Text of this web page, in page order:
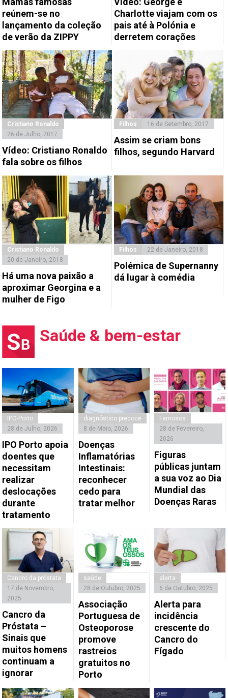
reúnem-se no
lançamento da coleção
de verão da ZIPPY
Charlotte viajam com os
pais até à Polónia e
derretem corações
Cristiano Ronaldo
26 de Julho, 2017
Vídeo: Cristiano Ronaldo
fala sobre os filhos
Filhos 16 de Setembro, 2017
Assim se criam bons
filhos, segundo Harvard
Cristiano Ronaldo
20 de Janeiro, 2018
Há uma nova paixão a
aproximar Georgina e a
mulher de Figo
Filhos 22 de Janeiro, 2018
Polémica de Supernanny
dá lugar à comédia
Saúde & bem-estar
IPO-Porto
28 de Julho, 2026
IPO Porto apoia
doentes que
necessitam
realizar
deslocações
durante
tratamento
diagnóstico precoce
8 de Maio, 2026
Doenças
Inflamatórias
Intestinais:
reconhecer
cedo para
tratar melhor
Famosos
28 de Fevereiro,
2026
Figuras
públicas juntam
a sua voz ao Dia
Mundial das
Doenças Raras
Cancro da próstata
17 de Novembro,
2025
Cancro da
Próstata –
Sinais que
muitos homens
continuam a
ignorar
saúde
28 de Outubro, 2025
Associação
Portuguesa de
Osteoporose
promove
rastreios
gratuitos no
Porto
alerta
6 de Outubro, 2025
Alerta para
incidência
crescente do
Cancro do
Fígado